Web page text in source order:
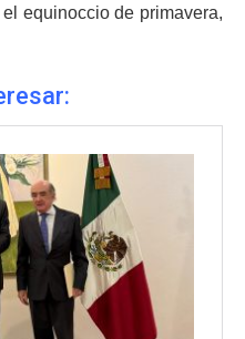
equinoccio de primavera,